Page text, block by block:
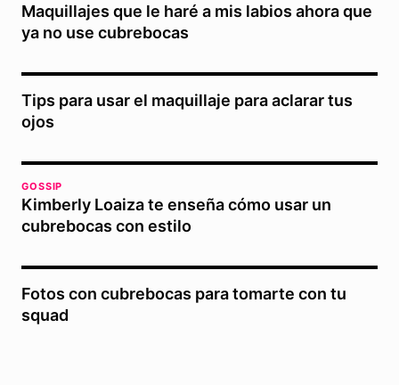
Maquillajes que le haré a mis labios ahora que
ya no use cubrebocas
Tips para usar el maquillaje para aclarar tus
ojos
GOSSIP
Kimberly Loaiza te enseña cómo usar un
cubrebocas con estilo
Fotos con cubrebocas para tomarte con tu
squad